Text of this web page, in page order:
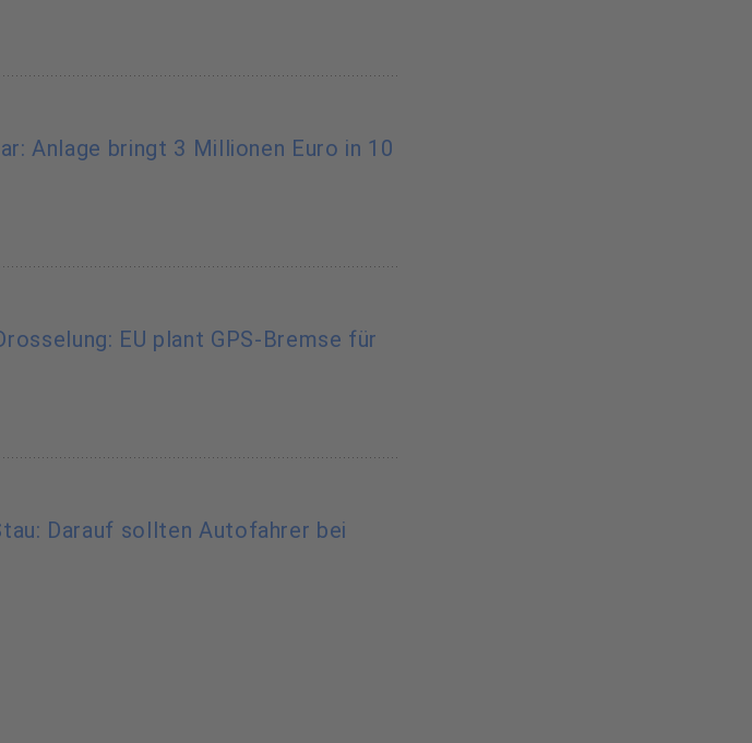
Anlage bringt 3 Millionen Euro in 10
EU plant GPS-Bremse für
Darauf sollten Autofahrer bei